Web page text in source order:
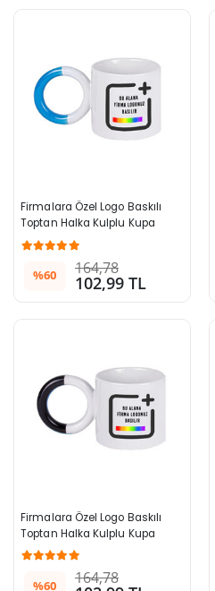
Firmalara Özel Logo Baskılı
Toptan Halka Kulplu Kupa
Bardak Mavi 996+ Adet
%60 164,78
102,99 TL
Firmalara Özel Logo Baskılı
Toptan Halka Kulplu Kupa
Bardak Siyah 996+ Adet
%60 164,78